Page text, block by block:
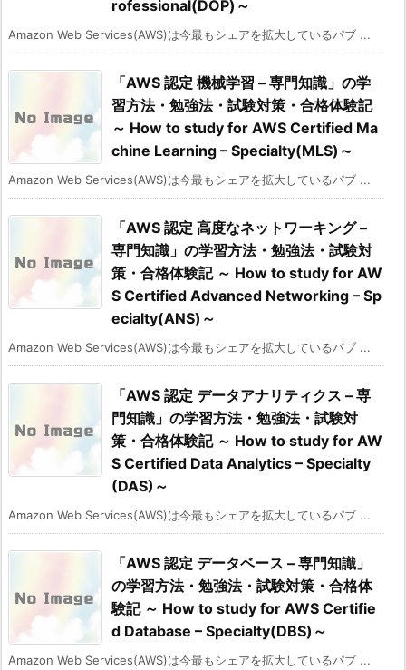
rofessional(DOP)～
Amazon Web Services(AWS)は今最もシェアを拡大しているパブ ...
「AWS 認定 機械学習 – 専門知識」の学
習方法・勉強法・試験対策・合格体験記
～ How to study for AWS Certified Ma
chine Learning – Specialty(MLS)～
Amazon Web Services(AWS)は今最もシェアを拡大しているパブ ...
「AWS 認定 高度なネットワーキング –
専門知識」の学習方法・勉強法・試験対
策・合格体験記 ～ How to study for AW
S Certified Advanced Networking – Sp
ecialty(ANS)～
Amazon Web Services(AWS)は今最もシェアを拡大しているパブ ...
「AWS 認定 データアナリティクス – 専
門知識」の学習方法・勉強法・試験対
策・合格体験記 ～ How to study for AW
S Certified Data Analytics – Specialty
(DAS)～
Amazon Web Services(AWS)は今最もシェアを拡大しているパブ ...
「AWS 認定 データベース – 専門知識」
の学習方法・勉強法・試験対策・合格体
験記 ～ How to study for AWS Certifie
d Database – Specialty(DBS)～
Amazon Web Services(AWS)は今最もシェアを拡大しているパブ ...